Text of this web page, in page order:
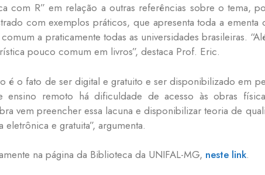
com R” em relação a outras referências sobre o tema,
com exemplos práticos, que apresenta toda a ementa
a praticamente todas as universidades brasileiras.
pouco comum em livros”, destaca Prof. Eric.
é o fato de ser digital e gratuito e ser disponibilizado em
ensino remoto há dificuldade de acesso às obras
vem preencher essa lacuna e disponibilizar teoria de
e gratuita”, argumenta.
na página da Biblioteca da UNIFAL-MG, neste link.